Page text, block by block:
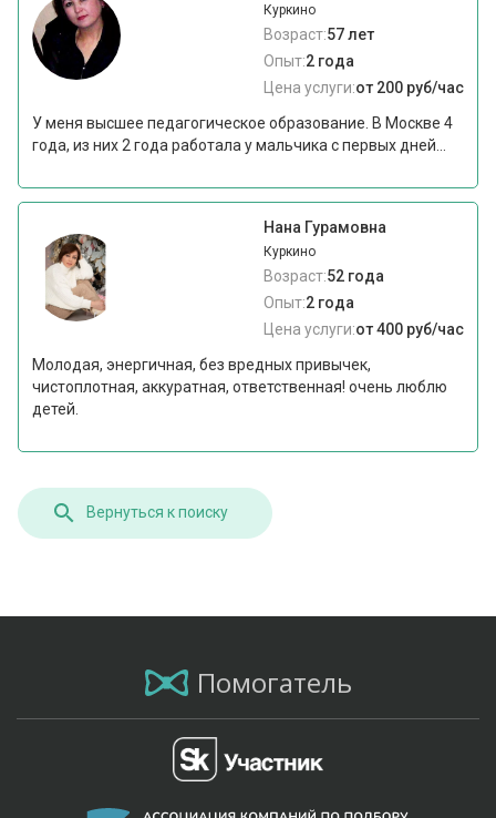
Куркино
Возраст:57 лет
Опыт:2 года
Цена услуги:от 200 руб/час
У меня высшее педагогическое образование. В Москве 4
года, из них 2 года работала у мальчика с первых дней...
Нана Гурамовна
Куркино
Возраст:52 года
Опыт:2 года
Цена услуги:от 400 руб/час
Молодая, энергичная, без вредных привычек,
чистоплотная, аккуратная, ответственная! очень люблю
детей.
Вернуться к поиску
Помогатель